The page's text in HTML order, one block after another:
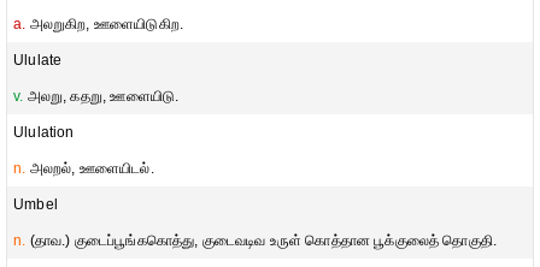
a. அலறுகிற, ஊளையிடுகிற.
Ululate
v. அலறு, கதறு, ஊளையிடு.
Ululation
n. அலறல், ஊளையிடல்.
Umbel
n. (தாவ.) குடைப்பூங்ககொத்து, குடைவடிவ உருள் கொத்தான பூக்குலைத் தொகுதி.